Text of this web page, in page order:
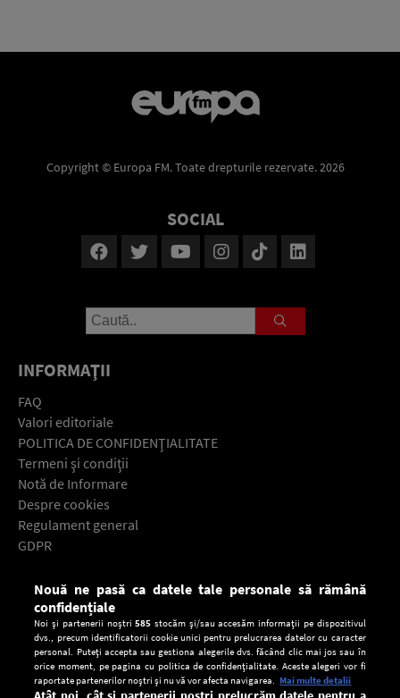
Copyright © Europa FM. Toate drepturile rezervate. 2026
SOCIAL
INFORMAŢII
FAQ
Valori editoriale
POLITICA DE CONFIDENŢIALITATE
Termeni şi condiţii
Notă de Informare
Despre cookies
Regulament general
GDPR
Descarcă gratuit aplicaţia Europa FM pentru smartphone:
Nouă ne pasă ca datele tale personale să rămână
confidențiale
Noi și partenerii noștri585 stocăm și/sau accesăm informații pe dispozitivul
dvs., precum identificatorii cookie unici pentru prelucrarea datelor cu caracter
personal. Puteți accepta sau gestiona alegerile dvs. făcând clic mai jos sau în
orice moment, pe pagina cu politica de confidențialitate. Aceste alegeri vor fi
raportate partenerilor noștri și nu vă vor afecta navigarea. Mai multe detalii